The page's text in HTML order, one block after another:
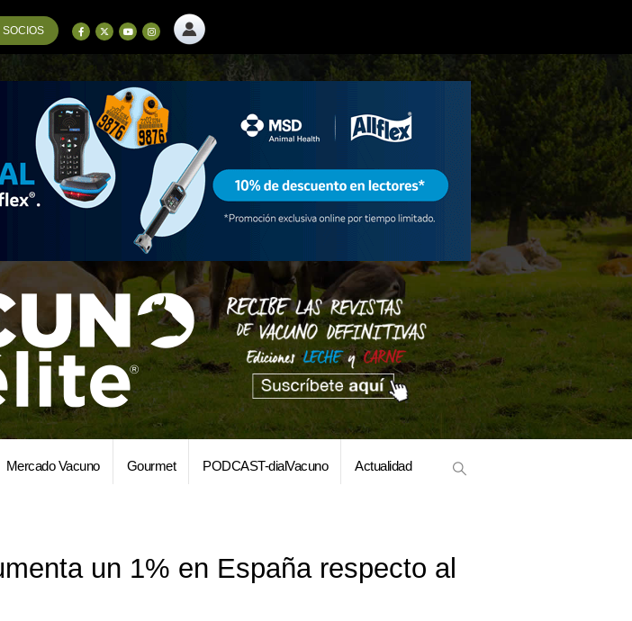
SOCIOS
Mercado Vacuno Gourmet PODCAST-dialVacuno Actualidad
un 1% en España respecto al